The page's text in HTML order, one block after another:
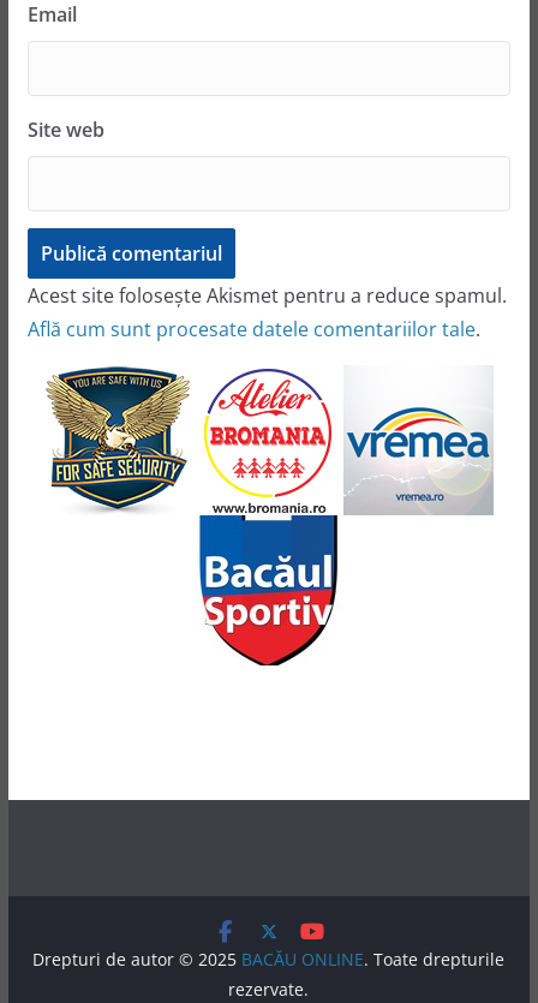
Email
Site web
Acest site folosește Akismet pentru a reduce spamul.
Află cum sunt procesate datele comentariilor tale.
Drepturi de autor © 2025 BACĂU ONLINE. Toate drepturile
rezervate.